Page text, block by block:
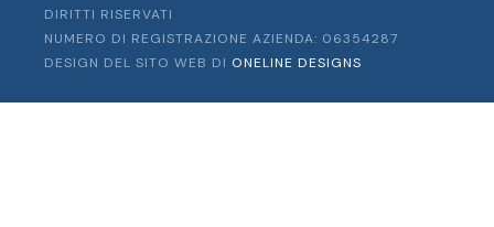
DIRITTI RISERVATI
NUMERO DI REGISTRAZIONE AZIENDA: 06354287
DESIGN DEL SITO WEB DI ONELINE DESIGNS